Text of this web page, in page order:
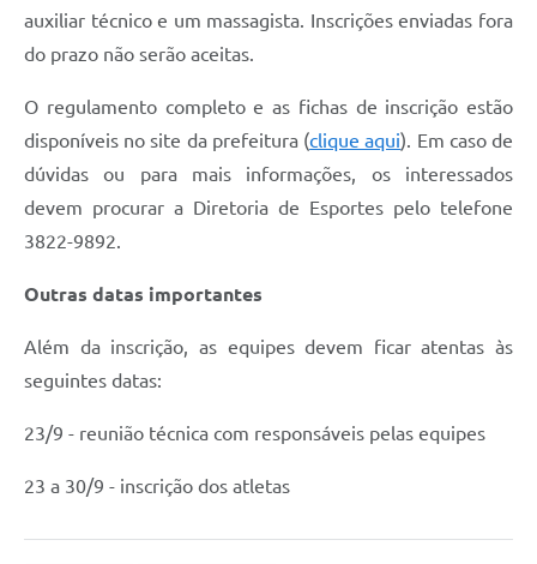
auxiliar técnico e um massagista. Inscrições enviadas fora
do prazo não serão aceitas.
O regulamento completo e as fichas de inscrição estão
disponíveis no site da prefeitura (clique aqui). Em caso de
dúvidas ou para mais informações, os interessados
devem procurar a Diretoria de Esportes pelo telefone
3822-9892.
Outras datas importantes
Além da inscrição, as equipes devem ficar atentas às
seguintes datas:
23/9 - reunião técnica com responsáveis pelas equipes
23 a 30/9 - inscrição dos atletas